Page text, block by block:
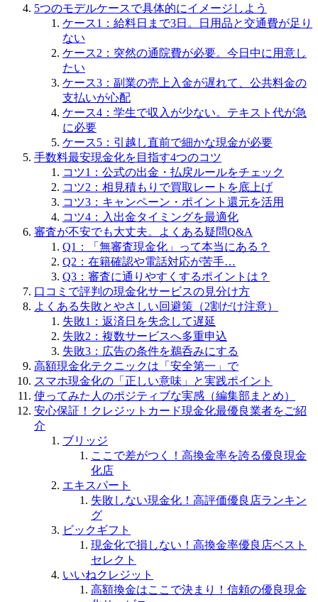
5つのモデルケースで具体的にイメージしよう
ケース1：給料日まで3日。日用品と交通費が足り
ない
ケース2：突然の通院費が必要。今日中に用意し
たい
ケース3：副業の売上入金が遅れて、公共料金の
支払いが心配
ケース4：学生で収入が少ない。テキスト代が急
に必要
ケース5：引越し直前で細かな現金が必要
手数料最安現金化を目指す4つのコツ
コツ1：公式の出金・払戻ルールをチェック
コツ2：相見積もりで買取レートを底上げ
コツ3：キャンペーン・ポイント還元を活用
コツ4：入出金タイミングを最適化
審査が不安でも大丈夫。よくある疑問Q&A
Q1：「無審査現金化」って本当にある？
Q2：在籍確認や電話対応が苦手…
Q3：審査に通りやすくするポイントは？
口コミで評判の現金化サービスの見分け方
よくある失敗とやさしい回避策（2割だけ注意）
失敗1：返済日を失念して遅延
失敗2：複数サービスへ多重申込
失敗3：広告の条件を鵜呑みにする
高額現金化テクニックは「安全第一」で
スマホ現金化の「正しい意味」と実践ポイント
使ってみた人のポジティブな実感（編集部まとめ）
安心保証！クレジットカード現金化最優良業者をご紹
介
ブリッジ
ここで差がつく！高換金率を誇る優良現金
化店
エキスパート
失敗しない現金化！高評価優良店ランキン
グ
ビックギフト
現金化で損しない！高換金率優良店ベスト
セレクト
いいねクレジット
高額換金はここで決まり！信頼の優良現金